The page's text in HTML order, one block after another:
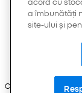
Copyright © 2026
a îmbunătăți
site-ului și